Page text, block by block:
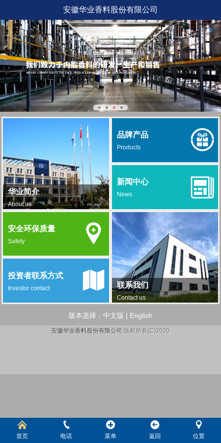
安徽华业香料股份有限公司
华业简介
About us
品牌产品
Products
新闻中心
News
联系我们
Contact us
安全环保质量
Safety
投资者联系方式
Investor contact
版本选择： 中文版 | English
安徽华业香料股份有限公司 版权所有(C)2020
首页 电话 菜单 返回 位置